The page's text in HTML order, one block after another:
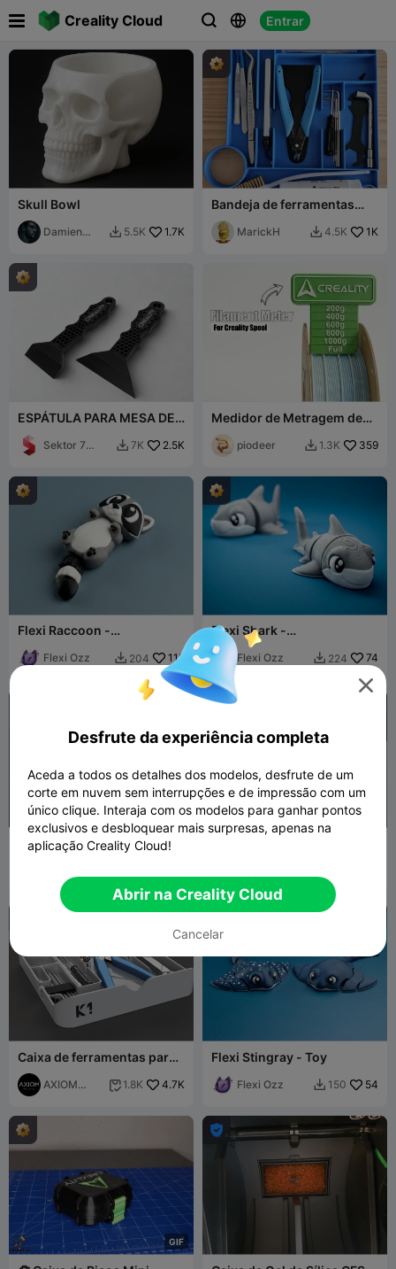
Creality Cloud   Entrar
 
Skull Bowl
Damien
 5.5K 1.7K
Bandeja de ferramentas
para Creality K1/K1C/K1SE
MarickH  4.5K 1K
ESPÁTULA PARA MESA DE
+ K1C + K1 MAX + K2 /
ERGONÔMICA
Sektor 7
 7K 2.5K
Medidor de Metragem de
piodeer  1.3K 359
Flexi Raccoon -
Flexi Ozz  204 115
Flexi Shark -
Brinquedo/Chaveiro
Flexi Ozz  224 74
Clicker Fidget de 5 Dedos

Caixa de ferramentas para
Creality K1/K1C
AXIOM
 1.8K 4.7K
Flexi Stingray - Toy
Flexi Ozz  150 54
GIF


Desfrute da experiência completa
Aceda a todos os detalhes dos modelos, desfrute de um
corte em nuvem sem interrupções e de impressão com um
único clique. Interaja com os modelos para ganhar pontos
exclusivos e desbloquear mais surpresas, apenas na
aplicação Creality Cloud!
Abrir na Creality Cloud
Cancelar